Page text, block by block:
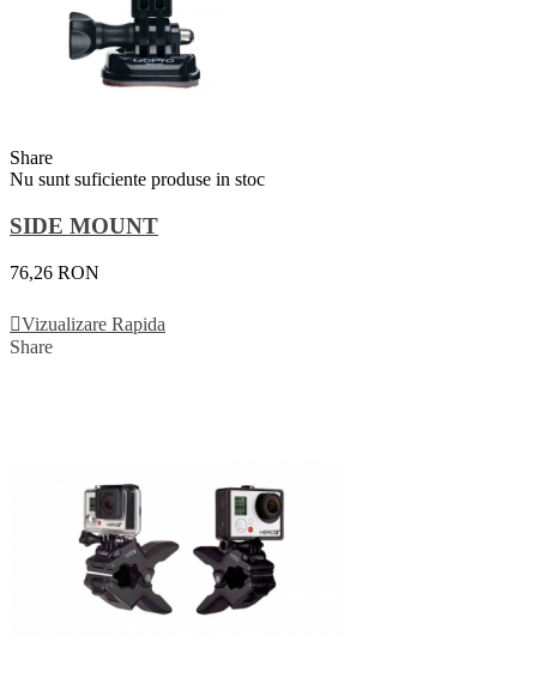
Share
Nu sunt suficiente produse in stoc
SIDE MOUNT
76,26 RON
Vizualizare Rapida
Share